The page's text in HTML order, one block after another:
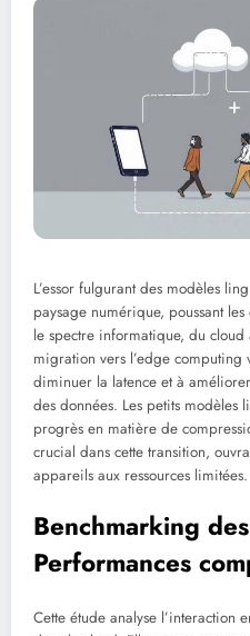
L’essor fulgurant des modèles
paysage numérique, poussant
le spectre informatique, du
migration vers l’edge computing
diminuer la latence et à
des données. Les petits modèles
progrès en matière de
crucial dans cette transition,
appareils aux ressources limitées.
Benchmarking
Performances
Cette étude analyse l’interaction